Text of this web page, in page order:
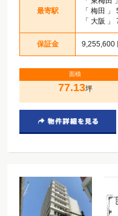
最寄駅
「 梅田
」
「 大阪 」
保証金 9,255,600
面積
77.13坪